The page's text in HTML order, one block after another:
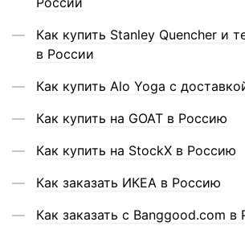
Как купить Stanley Quencher и
в России
Как купить Alo Yoga с
Как купить на GOAT в Россию
Как купить на StockX в Россию
Как заказать ИКЕА в Россию
Как заказать с Banggood.com в